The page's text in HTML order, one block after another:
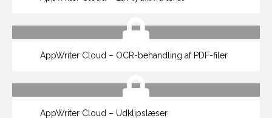
AppWriter Cloud – OCR-behandling af PDF-filer
AppWriter Cloud – Udklipslæser